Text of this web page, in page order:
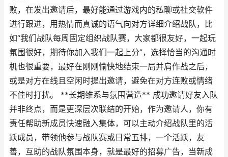
败，在发出邀请后，最好能通过游戏内的私聊或社交软件
进行跟进，用热情而真诚的语气向对方详细介绍战队，比
如“我们战队每周固定组织战队赛，大家都很友好，一起玩
氛围很好，期待你加入我们一起上分”，选择恰当的沟通时
机也很重要，最好在刚刚愉快地结束一局并肩作战之后，
或是对方在线且空闲时提出邀请，避免在对方连败或情绪
不佳时打扰。 **长期维系与氛围营造** 成功邀请好友入队
并非终点，而是更深层次联结的开始，作为邀请人，你有
责任帮助新成员快速融入集体，可以主动介绍战队里的活
跃成员，带领他参与战队赛或日常五排，一个活跃，友
善，互助的战队氛围本身，就是最好的招募广告，当新成